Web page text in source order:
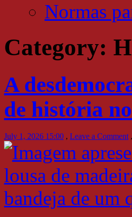
Normas
Category:
A
de história
July 1, 2026 15:00 , Leave a Comment ,